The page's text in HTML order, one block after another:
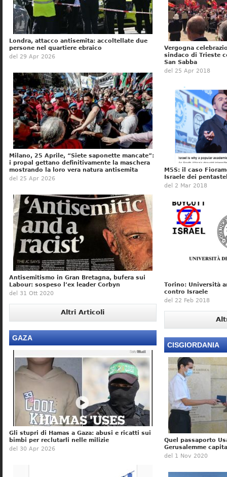
Londra, attacco antisemita: accoltellate due
persone nel quartiere ebraico
del 29 Apr 2026
Milano, 25 Aprile, “Siete saponette mancate”:
i propal gettano definitivamente la maschera
mostrando la loro vera natura antisemita
del 25 Apr 2026
Antisemitismo in Gran Bretagna, bufera sui
Labour: sospeso l’ex leader Corbyn
del 31 Ott 2020
Altri Articoli
GAZA
Gli stupri di Hamas a Gaza: abusi e ricatti sui
bimbi per reclutarli nelle milizie
del 30 Apr 2026
Vergogna
sindaco di Trieste
San Sabba
del 25 Apr 2018
M5S: il caso
Israele dei
del 2 Mar 2018
Torino: Università
contro Israele
del 22 Feb 2018
CISGIORDANIA
Quel passaporto
Gerusalemme
del 1 Nov 2020